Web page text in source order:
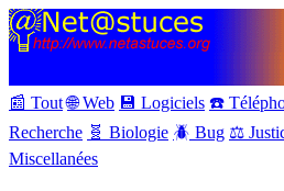
📰 Tout 🌐 Web 💾 Logiciels ☎️
Recherche 🧬 Biologie 🪲 Bug ⚖️
Miscellanées